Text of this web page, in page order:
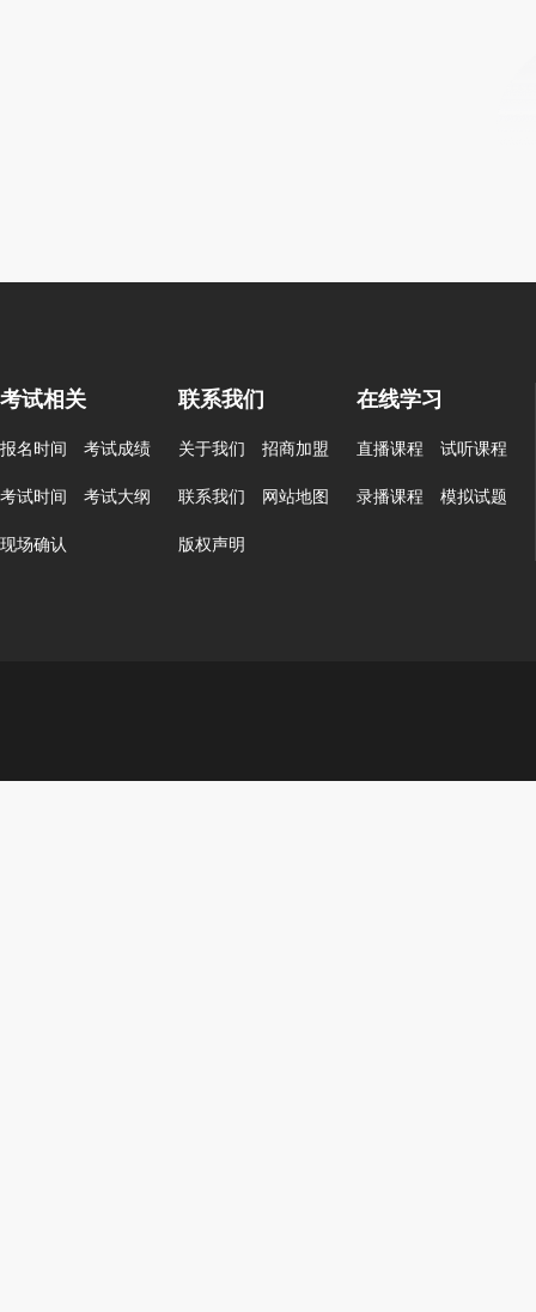
考试相关
报名时间
考试成绩
考试时间
考试大纲
现场确认
联系我们
关于我们
招商加盟
联系我们
网站地图
版权声明
在线学习
直播课程
试听课程
录播课程
模拟试题